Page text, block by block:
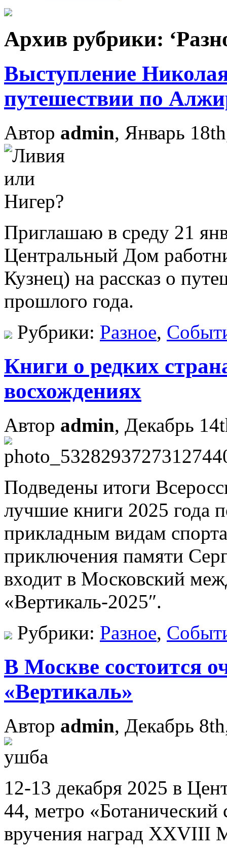
Архив рубрики:
Выступление
путешествии по
Автор admin, Январь
Приглашаю в среду 21
Центральный Дом
Кузнец) на рассказ о
прошлого года.
Рубрики: Разное,
Книги о редких
восхождениях
Автор admin, Декабрь
Подведены итоги
лучшие книги 2025 года
прикладным видам
приключения памяти
входит в Московский
«Вертикаль-2025″.
Рубрики: Разное,
В Москве состоится
«Вертикаль»
Автор admin, Декабрь
12-13 декабря 2025 в
44, метро «Ботанический
вручения наград XXVIII